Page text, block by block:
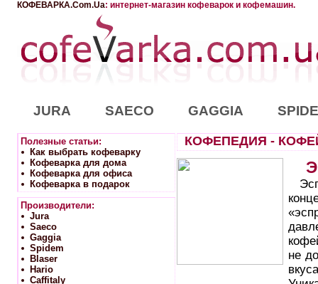
КОФЕВАРКА.Com.Ua: интернет-магазин кофеварок и кофемашин.
JURA SAECO GAGGIA
Полезные статьи:
Как выбрать кофеварку
Кофеварка для дома
Кофеварка для офиса
Кофеварка в подарок
Производители:
Jura
Saeco
Gaggia
Spidem
Blaser
Hario
Caffitaly
КОФЕПЕДИЯ -
не